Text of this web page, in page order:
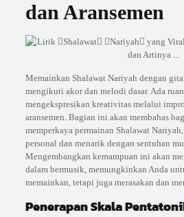
dan Aransemen
Memainkan Shalawat Nariyah dengan
mengikuti akor dan melodi dasar. Ada
mengekspresikan kreativitas melalui
aransemen. Bagian ini akan membahas
memperkaya permainan Shalawat
personal dan menarik dengan sentuhan
Mengembangkan kemampuan ini akan
dalam bermusik, memungkinkan Anda
memainkan, tetapi juga merasakan dan
Penerapan Skala